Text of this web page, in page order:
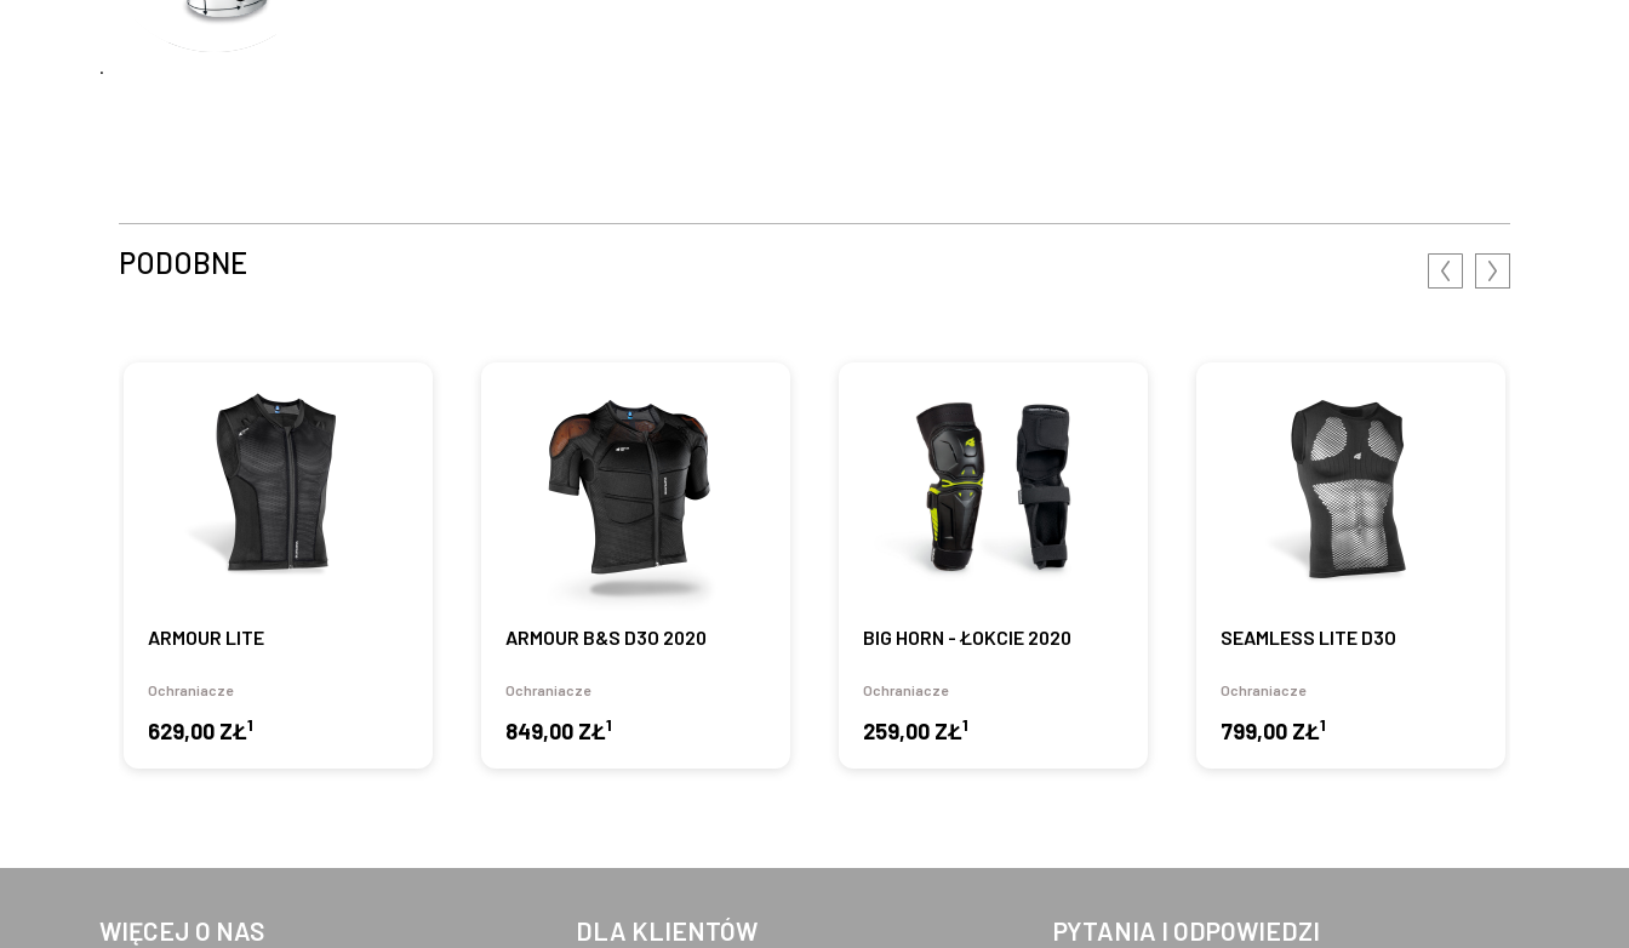
.
PODOBNE
ARMOUR LITE
Ochraniacze
629,00 ZŁ1
ARMOUR B&S D3O 2020
Ochraniacze
849,00 ZŁ1
BIG HORN - ŁOKCIE 2020
Ochraniacze
259,00 ZŁ1
SEAMLESS LITE D3O
Ochraniacze
799,00 ZŁ1
WIĘCEJ O NAS DLA KLIENTÓW PYTANIA I ODPOWIEDZI